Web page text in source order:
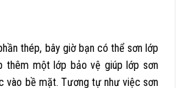
thép, bây giờ bạn có thể sơn lớp
thêm một lớp bảo vệ giúp lớp sơn
vào bề mặt. Tương tự như việc sơn